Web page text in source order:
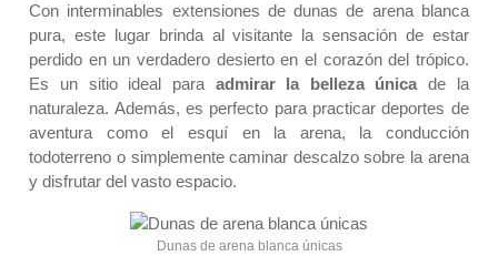
Con interminables extensiones de dunas de arena blanca
pura, este lugar brinda al visitante la sensación de estar
perdido en un verdadero desierto en el corazón del trópico.
Es un sitio ideal para admirar la belleza única de la
naturaleza. Además, es perfecto para practicar deportes de
aventura como el esquí en la arena, la conducción
todoterreno o simplemente caminar descalzo sobre la arena
y disfrutar del vasto espacio.
Dunas de arena blanca únicas